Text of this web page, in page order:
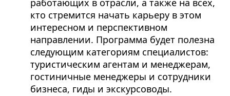
работающих в отрасли, а также на всех,
кто стремится начать карьеру в этом
интересном и перспективном
направлении. Программа будет полезна
следующим категориям специалистов:
туристическим агентам и менеджерам,
гостиничные менеджеры и сотрудники
бизнеса, гиды и экскурсоводы.